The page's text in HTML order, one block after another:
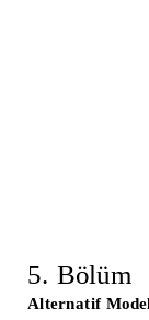
5. Bölüm
Alternatif